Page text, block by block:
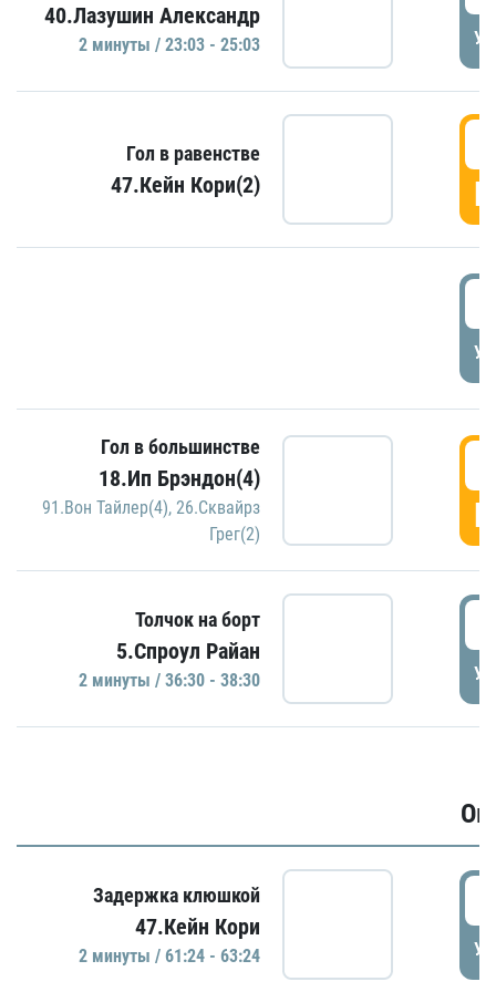
40.Лазушин Александр
2 минуты / 23:03 - 25:03
Гол в равенстве
47.Кейн Кори(2)
Гол в большинстве
18.Ип Брэндон(4)
91.Вон Тайлер(4), 26.Сквайрз
Грег(2)
Толчок на борт
5.Спроул Райан
2 минуты / 36:30 - 38:30
Задержка клюшкой
47.Кейн Кори
2 минуты / 61:24 - 63:24